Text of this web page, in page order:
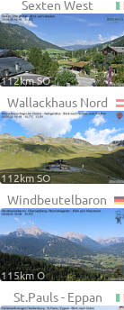
Sexten West
112km SO
Wallackhaus Nord
112km SO
Windbeutelbaron
115km O
St.Pauls - Eppan